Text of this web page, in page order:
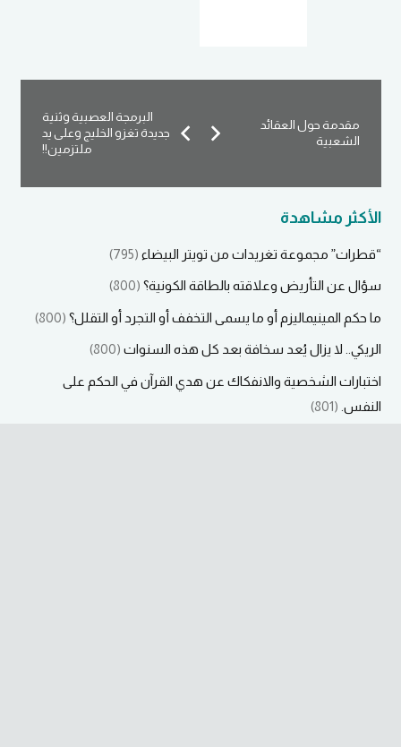
البرمجة العصبية وثنية
جديدة تغزو الخليج وعلى يد
ملتزمين!!
مقدمة حول العقائد
الشعبية
الأكثر مشاهدة
“قطرات” مجموعة تغريدات من تويتر البيضاء (795)
سؤال عن التأريض وعلاقته بالطاقة الكونية؟ (800)
ما حكم المينيماليزم أو ما يسمى التخفف أو التجرد أو التقلل؟ (800)
الريكي.. لا يزال يُعد سخافة بعد كل هذه السنوات (800)
اختبارات الشخصية والانفكاك عن هدي القرآن في الحكم على
النفس. (801)